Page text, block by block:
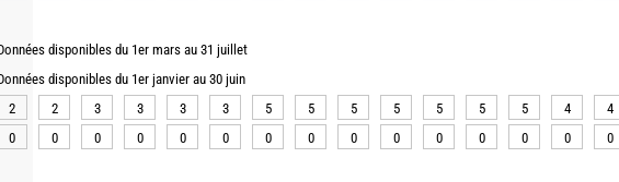
disponibles du 1er mars au 31 juillet
disponibles du 1er janvier au 30 juin
2
2 3 3 3 3 5 5 5 5 5 5 5 4 4
0
0 0 0 0 0 0 0 0 0 0 0 0 0 0